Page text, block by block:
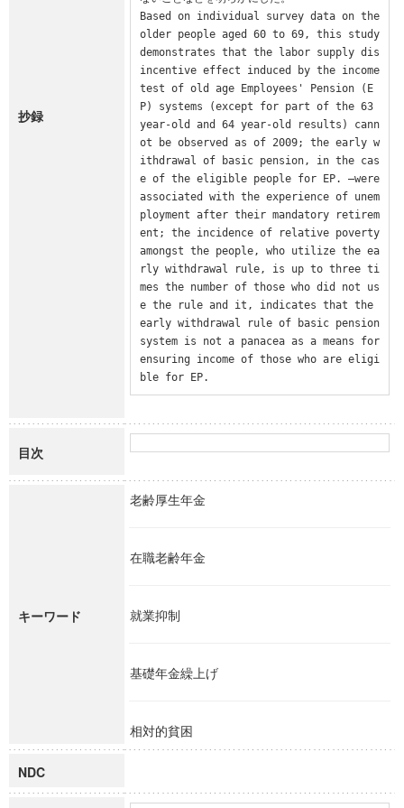
抄録
Based on individual survey data on the
older people aged 60 to 69, this study
demonstrates that the labor supply dis
incentive effect induced by the income
test of old age Employees' Pension (E
P) systems (except for part of the 63
year-old and 64 year-old results) cann
ot be observed as of 2009; the early w
ithdrawal of basic pension, in the cas
e of the eligible people for EP. –were
associated with the experience of unem
ployment after their mandatory retirem
ent; the incidence of relative poverty
amongst the people, who utilize the ea
rly withdrawal rule, is up to three ti
mes the number of those who did not us
e the rule and it, indicates that the
early withdrawal rule of basic pension
system is not a panacea as a means for
ensuring income of those who are eligi
ble for EP.
目次
キーワード
老齢厚生年金
在職老齢年金
就業抑制
基礎年金繰上げ
相対的貧困
NDC